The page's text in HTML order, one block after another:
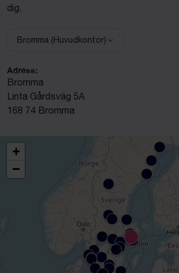
dig.
Välj anläggning:
Bromma (Huvudkontor)
Adress:
Bromma
Linta Gårdsväg 5A
168 74 Bromma
+
−